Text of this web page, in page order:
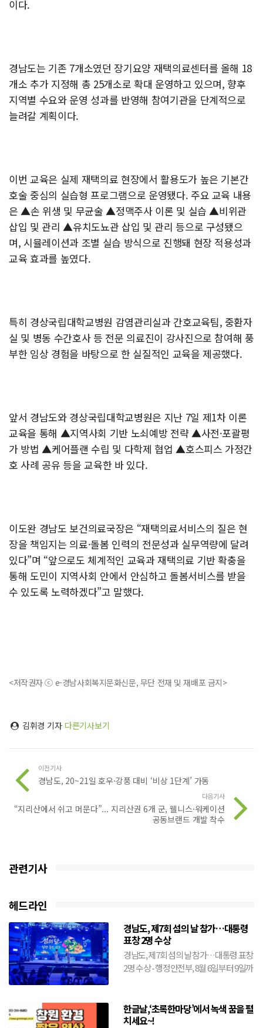
이다.
경남도는 기존 7개소였던 장기요양 재택의료센터를 올해 18
개소 추가 지정해 총 25개소로 확대 운영하고 있으며, 향후
지역별 수요와 운영 성과를 반영해 참여기관을 단계적으로
늘려갈 계획이다.
이번 교육은 실제 재택의료 현장에서 활용도가 높은 기본간
호술 중심의 실습형 프로그램으로 운영됐다. 주요 교육 내용
은 ▲손 위생 및 무균술 ▲정맥주사 이론 및 실습 ▲비위관
삽입 및 관리 ▲유치도뇨관 삽입 및 관리 등으로 구성됐으
며, 시뮬레이션과 조별 실습 방식으로 진행돼 현장 적용성과
교육 효과를 높였다.
특히 경상국립대학교병원 감염관리실과 간호교육팀, 중환자
실 및 병동 수간호사 등 전문 의료진이 강사진으로 참여해 풍
부한 임상 경험을 바탕으로 한 실질적인 교육을 제공했다.
앞서 경남도와 경상국립대학교병원은 지난 7일 제1차 이론
교육을 통해 ▲지역사회 기반 노쇠예방 전략 ▲사전·포괄평
가 방법 ▲케어플랜 수립 및 다학제 협업 ▲호스피스 가정간
호 사례 공유 등을 교육한 바 있다.
이도완 경남도 보건의료국장은 “재택의료서비스의 질은 현
장을 책임지는 의료·돌봄 인력의 전문성과 실무역량에 달려
있다”며 “앞으로도 체계적인 교육과 재택의료 기반 확충을
통해 도민이 지역사회 안에서 안심하고 돌봄서비스를 받을
수 있도록 노력하겠다”고 말했다.
<저작권자 ⓒ e-경남사회복지문화신문, 무단 전재 및 재배포 금지>
김휘경 기자 다른기사보기
이전기사
경남도, 20~21일 호우·강풍 대비 ‘비상 1단계’ 가동
다음기사
“지리산에서 쉬고 머문다”... 지리산권 6개 군, 웰니스·워케이션
공동브랜드 개발 착수
관련기사
헤드라인
경남도, 제7회 섬의 날 참가…대통령
표창 2명 수상
경남도, 제7회 섬의 날 참가…대통령 표창
2명 수상 - 행정안전부, 8월 6일부터 9일까
한글날,‘초록한마당’에서 녹색 꿈을 펼
치세요~!